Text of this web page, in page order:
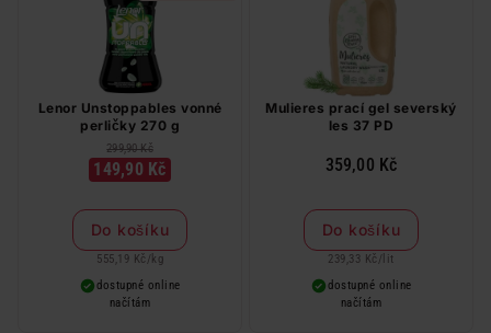
Lenor Unstoppables vonné
perličky 270 g
299,90 Kč
149,90 Kč
Do košíku
555,19 Kč / kg
dostupné online
načítám
Mulieres prací gel severský
les 37 PD
359,00 Kč
Do košíku
239,33 Kč / lit
dostupné online
načítám